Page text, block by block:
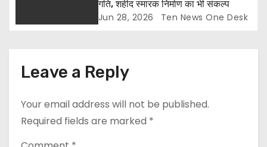
गति, शहीद स्मारक निर्माण का भी संकल्प
Jun 28, 2026 Ten News One Desk
Leave a Reply
Your email address will not be published.
Required fields are marked *